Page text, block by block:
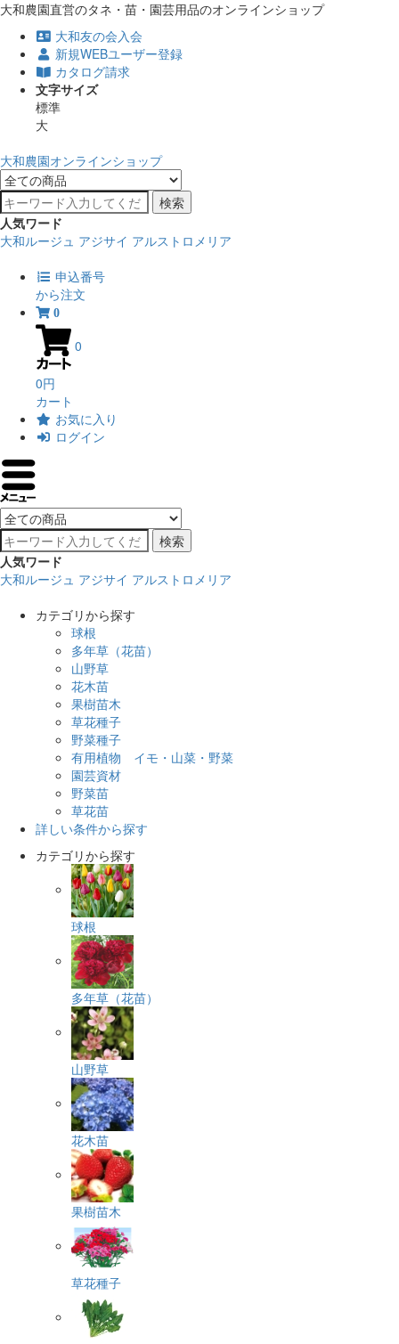
大和農園直営のタネ・苗・園芸用品のオンラインショップ
大和友の会入会
新規WEBユーザー登録
カタログ請求
文字サイズ
標準
大
大和農園オンラインショップ
検索
人気ワード
大和ルージュ アジサイ アルストロメリア
申込番号
から注文
0
0
0円
カート
お気に入り
ログイン
検索
人気ワード
大和ルージュ アジサイ アルストロメリア
カテゴリから探す
球根
多年草（花苗）
山野草
花木苗
果樹苗木
草花種子
野菜種子
有用植物 イモ・山菜・野菜
園芸資材
野菜苗
草花苗
詳しい条件から探す
カテゴリから探す
球根
多年草（花苗）
山野草
花木苗
果樹苗木
草花種子